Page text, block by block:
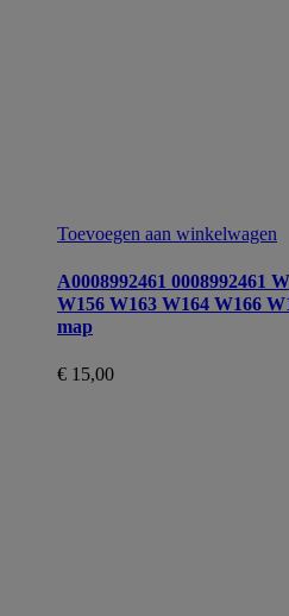
Toevoegen aan winkelwagen
A0008992461 0008992461
W156 W163 W164 W166
map
€ 15,00